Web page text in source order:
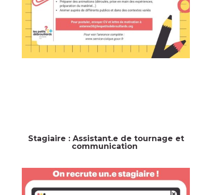
Stagiaire : Assistant.e de tournage et
communication